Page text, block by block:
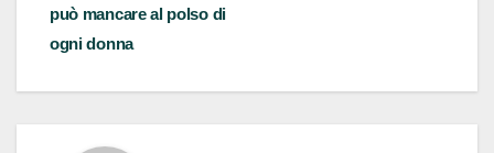
può mancare al polso di
ogni donna